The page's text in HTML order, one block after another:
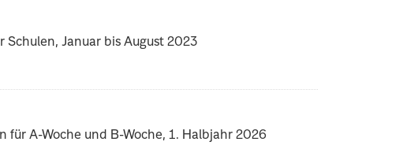
Januar bis August 2023
A-Woche und B-Woche, 1. Halbjahr 2026